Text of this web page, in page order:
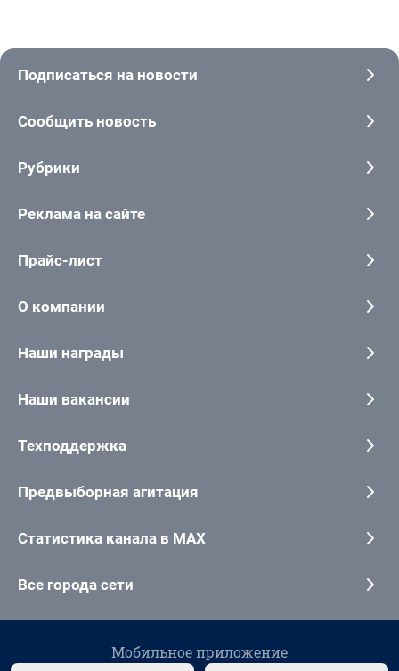
Подписаться на новости
Сообщить новость
Рубрики
Реклама на сайте
Прайс-лист
О компании
Наши награды
Наши вакансии
Техподдержка
Предвыборная агитация
Статистика канала в MAX
Все города сети
Мобильное приложение